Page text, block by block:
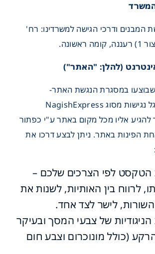
המשרד
המבנים ודרכי הגישה למשרדינו: רח'
(להלן: "האתר")
במסגרת הנגשת האתר-
באתר מותקן סרגל נגישות מסוג NagishExpress
אליו מכל מקום באתר ע"י כפתור
הפינות באתר. ניתן לבצע דרכו את
הטקסט לפי הצרכים שלכם –
לרווח בין האותיות, לשנות את
השורות, לישר לצד אחד.
של צבעי המסך ובעיקר
(כולל מונוכרום וצבע חום